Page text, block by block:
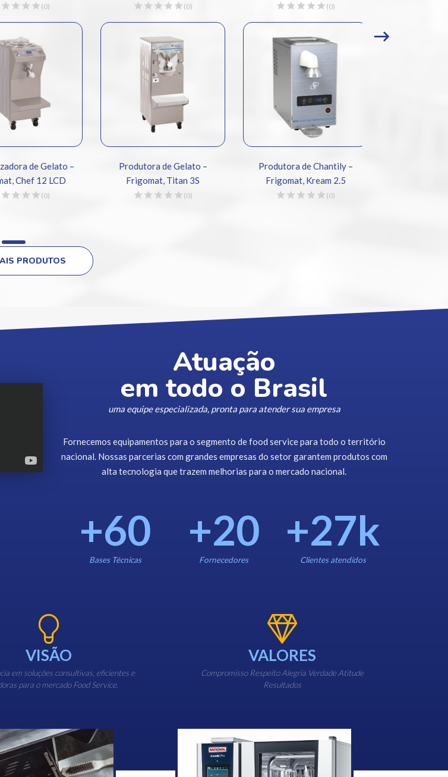
(0)
de Gelato –
Chef 12 LCD
(0)
(0)
Produtora de Gelato –
Frigomat, Titan 3S
(0)
(0)
Produtora de Chantily –
Frigomat, Kream 2.5
(0)
PRODUTOS
Atuação
em todo o Brasil
uma equipe especializada, pronta para atender sua empresa
Fornecemos equipamentos para o segmento de food service para todo o território
nacional. Nossas parcerias com grandes empresas do setor garantem produtos com
alta tecnologia que trazem melhorias para o mercado nacional.
Bases Técnicas
+60
Fornecedores
+20
Clientes atendidos
+27k
VISÃO
em soluções consultivas, eficientes e
para o mercado Food Service.
VALORES
Compromisso Respeito Alegria Verdade Atitude
Resultados